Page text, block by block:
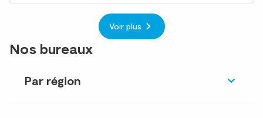
Voir plus
Nos bureaux
Par région